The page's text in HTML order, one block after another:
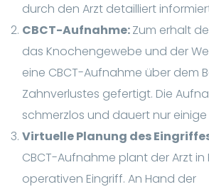
durch den Arzt detailliert
CBCT-Aufnahme:Zum erhalt
das Knochengewebe und der
eine CBCT-Aufnahme über dem
Zahnverlustes gefertigt. Die
schmerzlos und dauert nur
Virtuelle Planung des
CBCT-Aufnahme plant der Arzt in
operativen Eingriff. An Hand der